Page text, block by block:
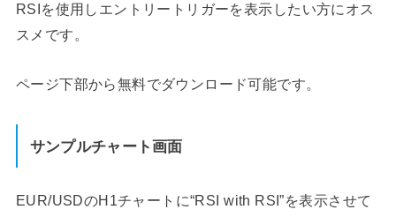
RSIを使用しエントリートリガーを表示したい方にオス
スメです。
ページ下部から無料でダウンロード可能です。
サンプルチャート画面
EUR/USDのH1チャートに“RSI with RSI”を表示させて